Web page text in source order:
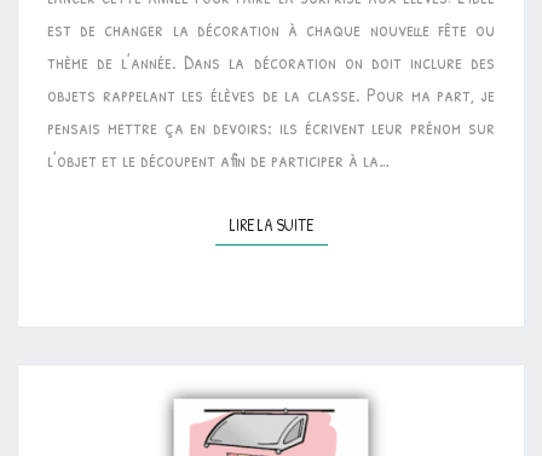
est de changer la décoration à chaque nouvelle fête ou
thème de l’année. Dans la décoration on doit inclure des
objets rappelant les élèves de la classe. Pour ma part, je
pensais mettre ça en devoirs: ils écrivent leur prénom sur
l’objet et le découpent afin de participer à la…
LIRE LA SUITELIRE LA SUITE